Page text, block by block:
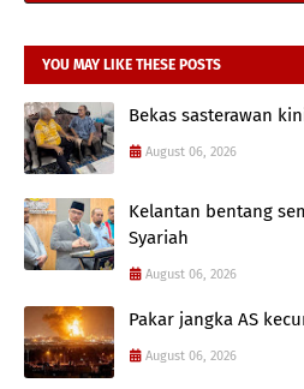
YOU MAY LIKE THESE POSTS
Bekas sasterawan
August 06, 2026
Kelantan bentang
Syariah
August 06, 2026
Pakar jangka AS
August 06, 2026